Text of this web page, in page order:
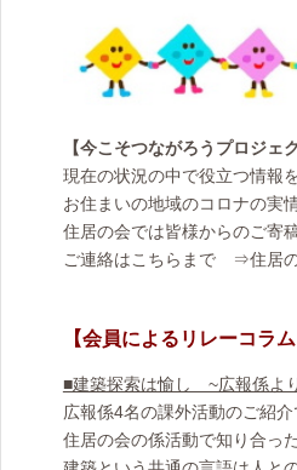
【今こそつながろうプロジェ
現在の状況の中で役立つ情報
お住まいの地域のコロナの実
住居の会では皆様からのご寄
ご連絡はこちらまで ⇒住居
【会員によるリレーコラム
■建築探索は愉し ~広報係よ
広報係4名の課外活動のご紹介
住居の会の係活動で知り合っ